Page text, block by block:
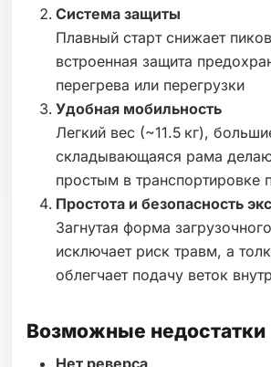
Система защиты
Плавный старт снижает
встроенная защита
перегрева или перегрузки
Удобная мобильность
Легкий вес (~11.5 кг),
складывающаяся рама
простым в транспортировке
Простота и безопасность
Загнутая форма
исключает риск травм, а
облегчает подачу веток
Возможные недостатки